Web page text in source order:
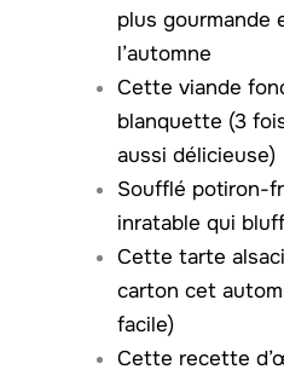
plus gourmande
l’automne
Cette viande
blanquette (3
aussi délicieuse)
Soufflé potiron-
inratable qui
Cette tarte
carton cet
facile)
Cette recette